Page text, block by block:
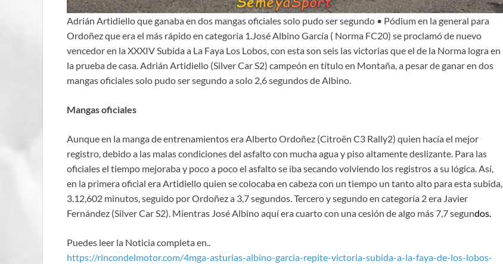
Adrián Artidiello que ganaba en dos mangas oficiales solo pudo ser segundo • Pódium en la general para
Ordoñez que era el más rápido en categoría 1.José Albino García ( Norma FC20) se proclamó de nuevo
vencedor en la XXXIV Subida a La Faya Los Lobos, con esta son seis las victorias que el de la Norma logra en
la prueba de casa. Adrián Artidiello (Silver Car S2) campeón en título en Montaña, a pesar de ganar en dos
mangas oficiales solo pudo ser segundo a solo 2,6 segundos de Albino.
Mangas oficiales
Aunque en la manga de entrenamientos era Alberto Ordoñez (Citroën C3 Rally2) quien hacía el mejor
registro, debido a las malas condiciones del asfalto con mucha agua y piso altamente deslizante. Para las
oficiales el tiempo mejoraba y poco a poco el asfalto se iba secando volviendo los registros a su lógica. Así,
en la primera oficial era Artidiello quien se colocaba en cabeza con un tiempo un tanto alto para esta subida,
3.12,602 minutos, seguido por Ordoñez a 3,7 segundos. Tercero y segundo en categoría 2 era Javier
Fernández (Silver Car S2). Mientras José Albino aquí era cuarto con una cesión de algo más 7,7 segundos.
Puedes leer la Noticia completa en..
https://rincondelmotor.com/4mga-asturias-albino-garcia-repite-victoria-subida-a-la-faya-de-los-lobos-